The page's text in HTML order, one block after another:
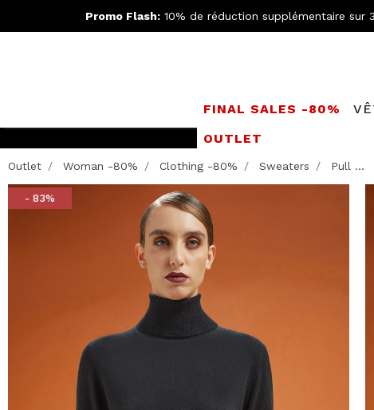
Promo Flash: 10% de réduction supplémentaire sur
FINAL SALES -80%
OUTLET
Outlet Woman -80% Clothing -80% Sweaters Pull ...
- 83%